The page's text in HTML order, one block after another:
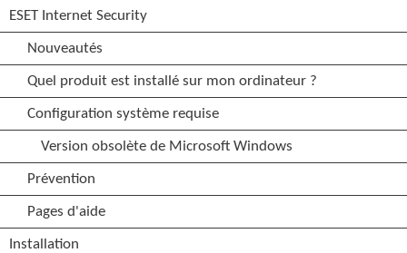
ESET Internet Security
Nouveautés
Quel produit est installé sur mon ordinateur ?
Configuration système requise
Version obsolète de Microsoft Windows
Prévention
Pages d'aide
Installation